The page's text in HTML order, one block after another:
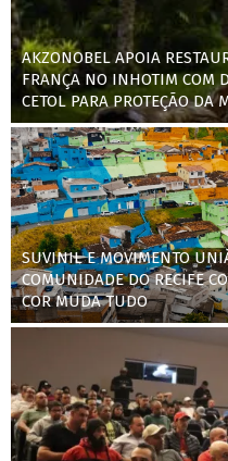
AKZONOBEL APOIA
FRANÇA NO INHOTIM COM
CETOL PARA PROTEÇÃO DA
SUVINIL E MOVIMENTO
COMUNIDADE DO RECIFE
COR MUDA TUDO